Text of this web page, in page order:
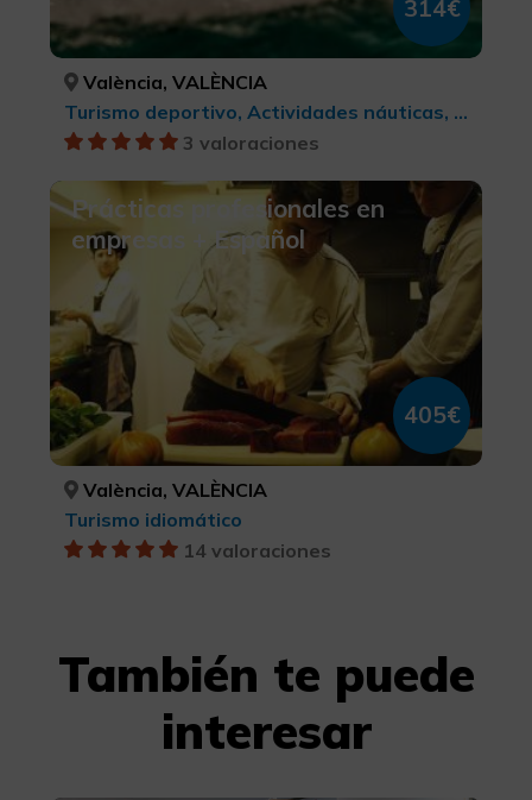
314€
València, VALÈNCIA
Turismo deportivo, Actividades náuticas, Turismo idiomático
3 valoraciones
Prácticas profesionales en
empresas + Español
405€
València, VALÈNCIA
Turismo idiomático
14 valoraciones
También te puede
interesar